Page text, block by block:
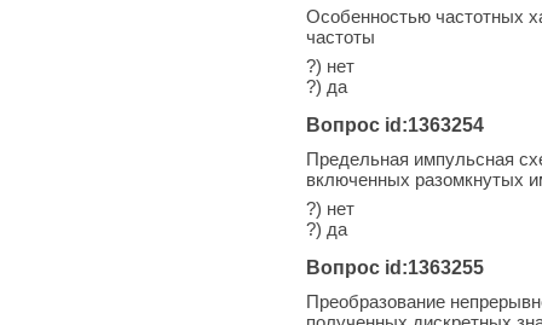
Особенностью частотных
частоты
?) нет
?) да
Вопрос id:1363254
Предельная импульсная
включенных разомкнутых
?) нет
?) да
Вопрос id:1363255
Преобразование